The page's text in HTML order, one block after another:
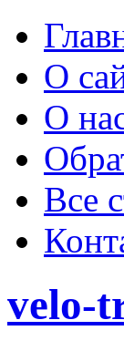
О
О
Все
velo-